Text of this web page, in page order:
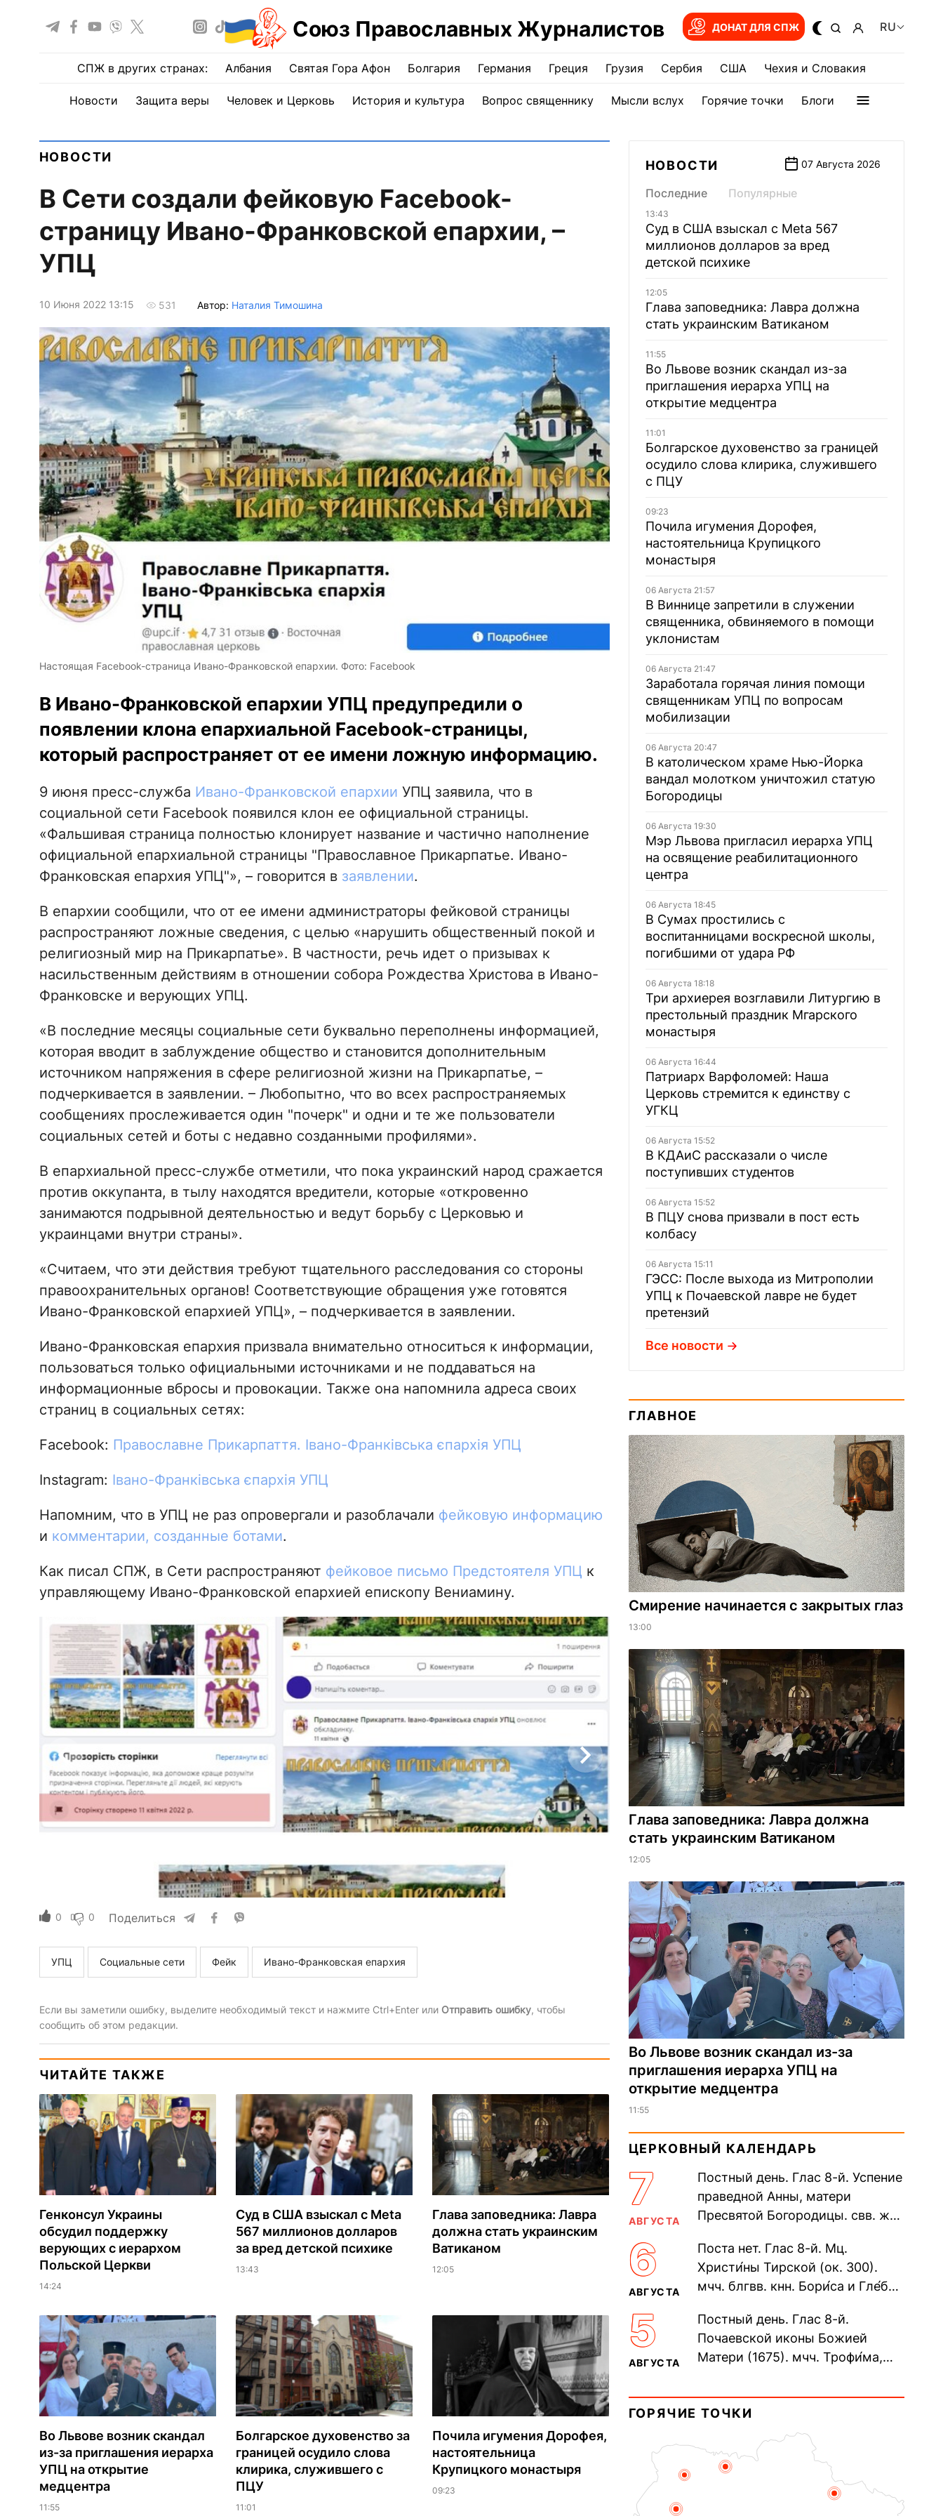
Союз Православных Журналистов ДОНАТ ДЛЯ СПЖ RU
СПЖ в других странах: Албания Святая Гора Афон Болгария Германия Греция Грузия Сербия США Чехия и Словакия
Новости Защита веры Человек и Церковь История и культура Вопрос священнику Мысли вслух Горячие точки Блоги
НОВОСТИ
В Cети создали фейковую Facebook-
страницу Ивано-Франковской епархии, –
УПЦ
10 Июня 2022 13:15 531 Автор: Наталия Тимошина
Настоящая Facebook-страница Ивано-Франковской епархии. Фото: Facebook
В Ивано-Франковской епархии УПЦ предупредили о
появлении клона епархиальной Facebook-страницы,
который распространяет от ее имени ложную информацию.
9 июня пресс-служба Ивано-Франковской епархии УПЦ заявила, что в
социальной сети Facebook появился клон ее официальной страницы.
«Фальшивая страница полностью клонирует название и частично наполнение
официальной епархиальной страницы "Православное Прикарпатье. Ивано-
Франковская епархия УПЦ"», – говорится в заявлении.
В епархии сообщили, что от ее имени администраторы фейковой страницы
распространяют ложные сведения, с целью «нарушить общественный покой и
религиозный мир на Прикарпатье». В частности, речь идет о призывах к
насильственным действиям в отношении собора Рождества Христова в Ивано-
Франковске и верующих УПЦ.
«В последние месяцы социальные сети буквально переполнены информацией,
которая вводит в заблуждение общество и становится дополнительным
источником напряжения в сфере религиозной жизни на Прикарпатье, –
подчеркивается в заявлении. – Любопытно, что во всех распространяемых
сообщениях прослеживается один "почерк" и одни и те же пользователи
социальных сетей и боты с недавно созданными профилями».
В епархиальной пресс-службе отметили, что пока украинский народ сражается
против оккупанта, в тылу находятся вредители, которые «откровенно
занимаются подрывной деятельностью и ведут борьбу с Церковью и
украинцами внутри страны».
«Считаем, что эти действия требуют тщательного расследования со стороны
правоохранительных органов! Соответствующие обращения уже готовятся
Ивано-Франковской епархией УПЦ», – подчеркивается в заявлении.
Ивано-Франковская епархия призвала внимательно относиться к информации,
пользоваться только официальными источниками и не поддаваться на
информационные вбросы и провокации. Также она напомнила адреса своих
страниц в социальных сетях:
Facebook: Православне Прикарпаття. Івано-Франківська єпархія УПЦ
Instagram: Івано-Франківська єпархія УПЦ
Напомним, что в УПЦ не раз опровергали и разоблачали фейковую информацию
и комментарии, созданные ботами.
Как писал СПЖ, в Сети распространяют фейковое письмо Предстоятеля УПЦ к
управляющему Ивано-Франковской епархией епископу Вениамину.
0 0 Поделиться
УПЦ Социальные сети Фейк Ивано-Франковская епархия
Если вы заметили ошибку, выделите необходимый текст и нажмите Ctrl+Enter или Отправить ошибку, чтобы
сообщить об этом редакции.
ЧИТАЙТЕ ТАКЖЕ
Генконсул Украины
обсудил поддержку
верующих с иерархом
Польской Церкви
14:24
Суд в США взыскал с Meta
567 миллионов долларов
за вред детской психике
13:43
Глава заповедника: Лавра
должна стать украинским
Ватиканом
12:05
Во Львове возник скандал
из-за приглашения иерарха
УПЦ на открытие
медцентра
11:55
Болгарское духовенство за
границей осудило слова
клирика, служившего с
ПЦУ
11:01
Почила игумения Дорофея,
настоятельница
Крупицкого монастыря
09:23
НОВОСТИ 07 Августа 2026
Последние Популярные
13:43
Суд в США взыскал с Meta 567
миллионов долларов за вред
детской психике
12:05
Глава заповедника: Лавра должна
стать украинским Ватиканом
11:55
Во Львове возник скандал из-за
приглашения иерарха УПЦ на
открытие медцентра
11:01
Болгарское духовенство за границей
осудило слова клирика, служившего
с ПЦУ
09:23
Почила игумения Дорофея,
настоятельница Крупицкого
монастыря
06 Августа 21:57
В Виннице запретили в служении
священника, обвиняемого в помощи
уклонистам
06 Августа 21:47
Заработала горячая линия помощи
священникам УПЦ по вопросам
мобилизации
06 Августа 20:47
В католическом храме Нью-Йорка
вандал молотком уничтожил статую
Богородицы
06 Августа 19:30
Мэр Львова пригласил иерарха УПЦ
на освящение реабилитационного
центра
06 Августа 18:45
В Сумах простились с
воспитанницами воскресной школы,
погибшими от удара РФ
06 Августа 18:18
Три архиерея возглавили Литургию в
престольный праздник Мгарского
монастыря
06 Августа 16:44
Патриарх Варфоломей: Наша
Церковь стремится к единству с
УГКЦ
06 Августа 15:52
В КДАиС рассказали о числе
поступивших студентов
06 Августа 15:52
В ПЦУ снова призвали в пост есть
колбасу
06 Августа 15:11
ГЭСС: После выхода из Митрополии
УПЦ к Почаевской лавре не будет
претензий
Все новости
ГЛАВНОЕ
Смирение начинается с закрытых глаз
13:00
Глава заповедника: Лавра должна
стать украинским Ватиканом
12:05
Во Львове возник скандал из-за
приглашения иерарха УПЦ на
открытие медцентра
11:55
ЦЕРКОВНЫЙ КАЛЕНДАРЬ
7
АВГУСТА
Постный день. Глас 8-й. Успение
праведной Анны, матери
Пресвятой Богородицы. свв. жен
прп. Евпракси́и девы,...
6
АВГУСТА
Поста нет. Глас 8-й. Мц.
Христи́ны Тирской (ок. 300).
мчч. блгвв. кнн. Бори́са и Гле́ба,
Дави́да (1015). Прп....
5
АВГУСТА
Постный день. Глас 8-й.
Почаевской иконы Божией
Матери (1675). мчч. Трофи́ма,
мучеников (284–305). прав.
воина Фео́дора...
ГОРЯЧИЕ ТОЧКИ